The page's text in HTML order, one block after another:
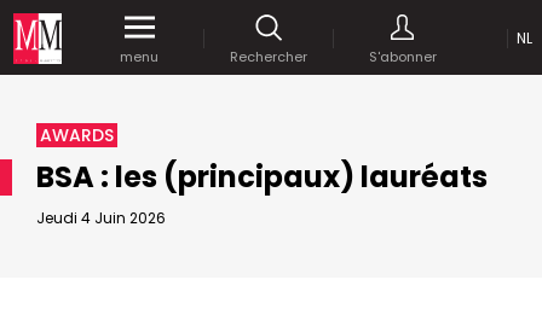
menu Rechercher S'abonner
NL
AWARDS
BSA : les (principaux) lauréats
Jeudi 4 Juin 2026
ENVOYER VOTRE MOT DE PASSE
MEDIA MARKETING
Mix Brussels - Boulevard du Souverain 25 boite 5
1170 Bruxelles - Belgique
E-mail :info@mm.be
selim@mm.be
Accédezgratuitementà tout notre